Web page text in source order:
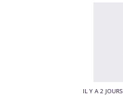
IL Y A 2 JOURS